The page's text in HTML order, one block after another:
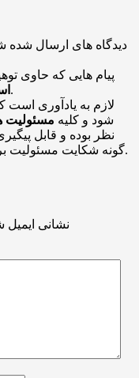
دیدگاه های ارسال
پیام هایی که حاوی
باشد منتشر نخواهد شد.
لازم به یادآوری
شود و کلیه مسئولیت
نظر بوده و قابل
گونه شکایت مسئولیت بر عهده شخص نظر دهنده خواهد بود.
نشانی